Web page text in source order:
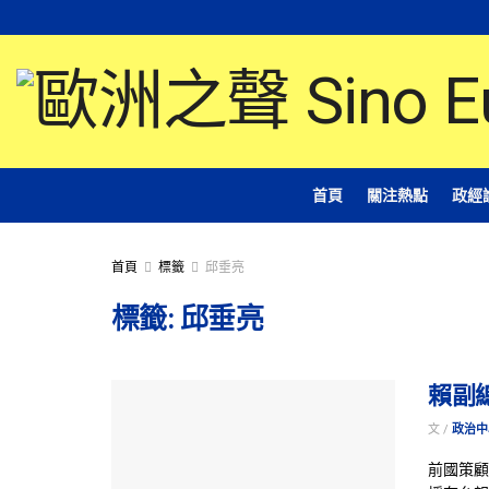
首頁 關注熱點 政經
首頁 標籤 邱垂亮
標籤: 邱垂亮
賴副
文 / 政治
前國策